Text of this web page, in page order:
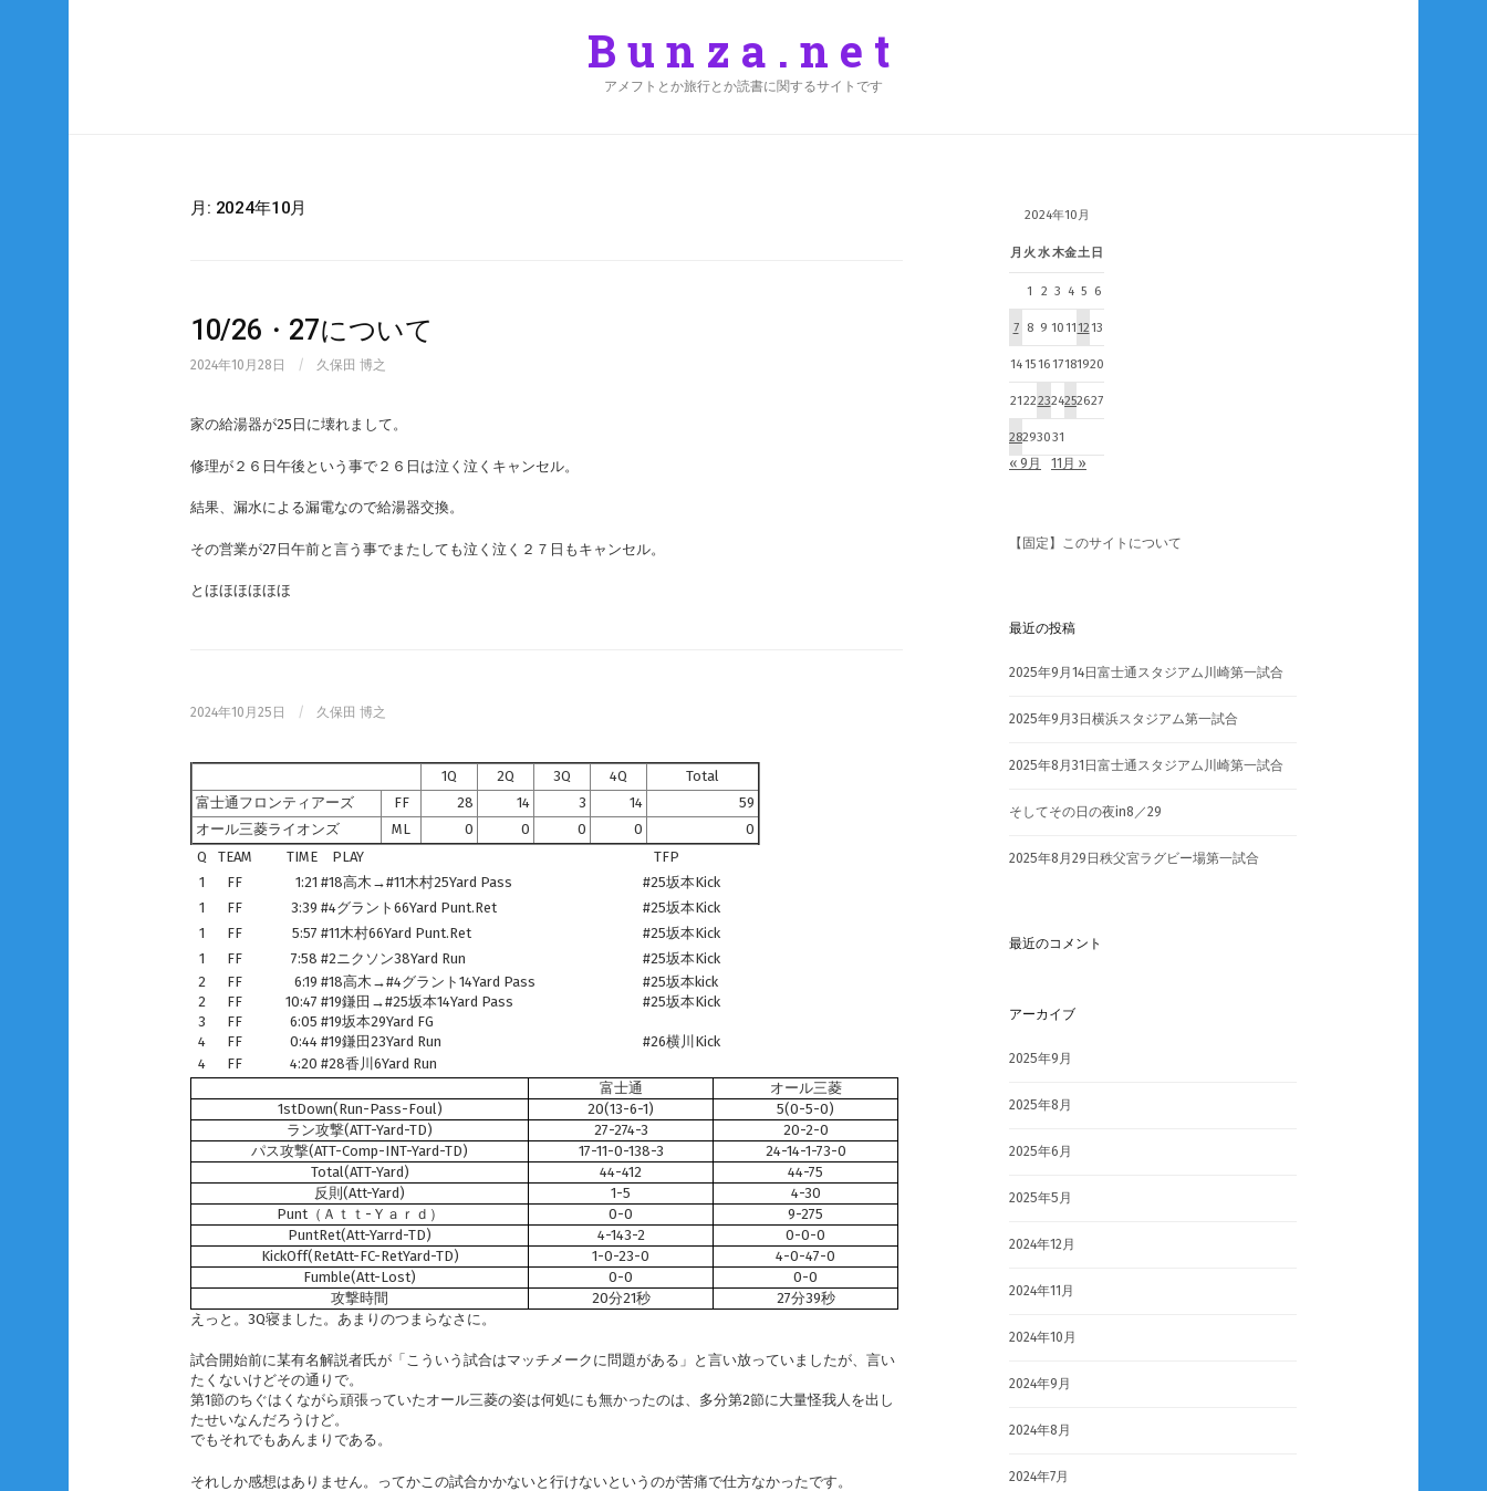
Bunza.net
アメフトとか旅行とか読書に関するサイトです
月: 2024年10月
10/26・27について
2024年10月28日 / 久保田 博之
家の給湯器が25日に壊れまして。
修理が２６日午後という事で２６日は泣く泣くキャンセル。
結果、漏水による漏電なので給湯器交換。
その営業が27日午前と言う事でまたしても泣く泣く２７日もキャンセル。
とほほほほほほ
2024年10月25日 / 久保田 博之
1Q 2Q 3Q 4Q
Total
富士通フロンティアーズ
FF 28 14 3 14
59
オール三菱ライオンズ
ML 0 0 0 0
0
Q
TEAM TIME PLAY
TFP
1
FF 1:21 #18高木→#11木村25Yard Pass
#25坂本Kick
1
FF 3:39 #4グラント66Yard Punt.Ret
#25坂本Kick
1
FF 5:57 #11木村66Yard Punt.Ret
#25坂本Kick
1
FF 7:58 #2ニクソン38Yard Run
#25坂本Kick
2
FF 6:19 #18高木→#4グラント14Yard Pass
#25坂本kick
2
FF 10:47 #19鎌田→#25坂本14Yard Pass
#25坂本Kick
3
FF 6:05 #19坂本29Yard FG
4
FF 0:44 #19鎌田23Yard Run
#26横川Kick
4
FF 4:20 #28香川6Yard Run
富士通
オール三菱
1stDown(Run-Pass-Foul)
20(13-6-1)
5(0-5-0)
ラン攻撃(ATT-Yard-TD)
27-274-3
20-2-0
パス攻撃(ATT-Comp-INT-Yard-TD)
17-11-0-138-3
24-14-1-73-0
Total(ATT-Yard)
44-412
44-75
反則(Att-Yard)
1-5
4-30
Punt（Ａｔｔ-Ｙａｒｄ）
0-0
9-275
PuntRet(Att-Yarrd-TD)
4-143-2
0-0-0
KickOff(RetAtt-FC-RetYard-TD)
1-0-23-0
4-0-47-0
Fumble(Att-Lost)
0-0
0-0
攻撃時間
20分21秒
27分39秒
えっと。3Q寝ました。あまりのつまらなさに。
試合開始前に某有名解説者氏が「こういう試合はマッチメークに問題がある」と言い放っていましたが、言い
たくないけどその通りで。
第1節のちぐはくながら頑張っていたオール三菱の姿は何処にも無かったのは、多分第2節に大量怪我人を出し
たせいなんだろうけど。
でもそれでもあんまりである。
それしか感想はありません。ってかこの試合かかないと行けないというのが苦痛で仕方なかったです。
2024年10月
月 火 水木金土 日
1 2 3 4 5 6
7 8 9 10111213
14151617181920
21222324252627
28293031
« 9月
11月 »
【固定】このサイトについて
最近の投稿
2025年9月14日富士通スタジアム川崎第一試合
2025年9月3日横浜スタジアム第一試合
2025年8月31日富士通スタジアム川崎第一試合
そしてその日の夜in8／29
2025年8月29日秩父宮ラグビー場第一試合
最近のコメント
アーカイブ
2025年9月
2025年8月
2025年6月
2025年5月
2024年12月
2024年11月
2024年10月
2024年9月
2024年8月
2024年7月